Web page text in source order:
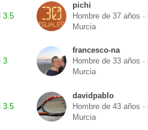
3.5
pichi
Hombre de 37 años ·
Murcia
3
francesco-na
Hombre de 33 años ·
Murcia
3.5
davidpablo
Hombre de 43 años ·
Murcia